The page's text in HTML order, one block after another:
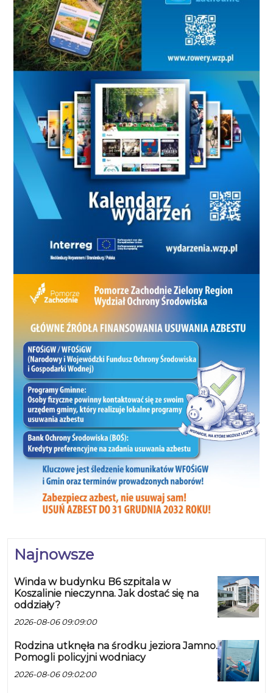
Najnowsze
Winda w budynku B6 szpitala w
Koszalinie nieczynna. Jak dostać się na
oddziały?
2026-08-06 09:09:00
Rodzina utknęła na środku jeziora Jamno.
Pomogli policyjni wodniacy
2026-08-06 09:02:00